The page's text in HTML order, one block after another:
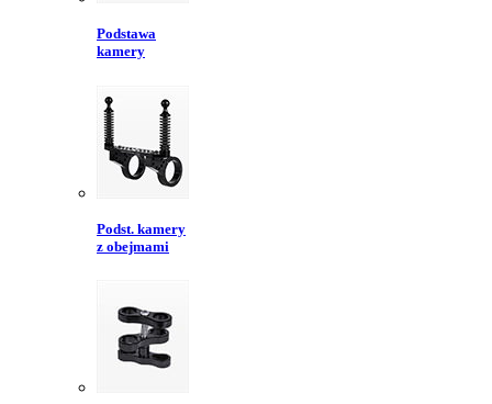
Podstawa
kamery
Podst. kamery
z obejmami